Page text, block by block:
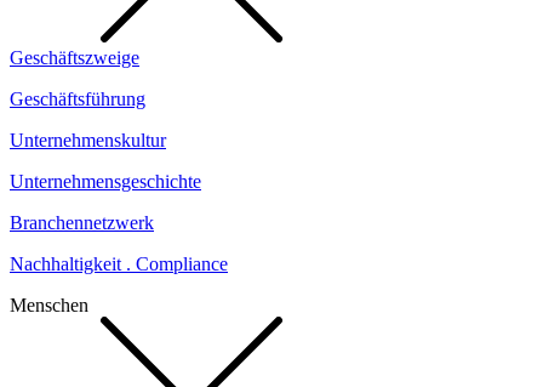
Geschäftszweige
Geschäftsführung
Unternehmenskultur
Unternehmensgeschichte
Branchennetzwerk
Nachhaltigkeit . Compliance
Menschen